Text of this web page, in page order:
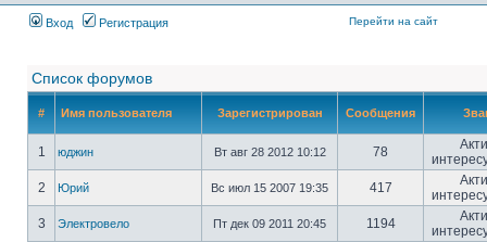
}
Вход
Регистрация Перейти на сайт
Список форумов
# Имя пользователя Зарегистрирован Сообщения
1 юджин Вт авг 28 2012 10:12 78
2
Юрий Вс июл 15 2007 19:35 417
3
Электровело Пт дек 09 2011 20:45 1194